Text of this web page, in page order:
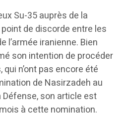
Su-35 auprès de la
de discorde entre les
l’armée iranienne. Bien
son intention de procéder
n’ont pas encore été
de Nasirzadeh au
son article est
à cette nomination.